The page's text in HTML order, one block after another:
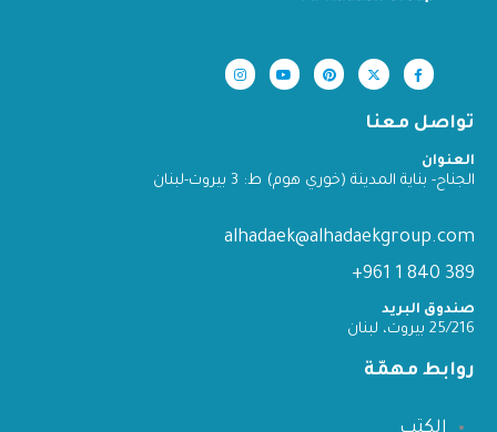
تواصل معنا
العنوان
الجناح- بناية المدينة (خوري هوم) ط: 3 بيروت-لبنان
alhadaek@alhadaekgroup.com
389 840 1 961+
صندوق البريد
25/216 بيروت، لبنان
روابط مهمّة